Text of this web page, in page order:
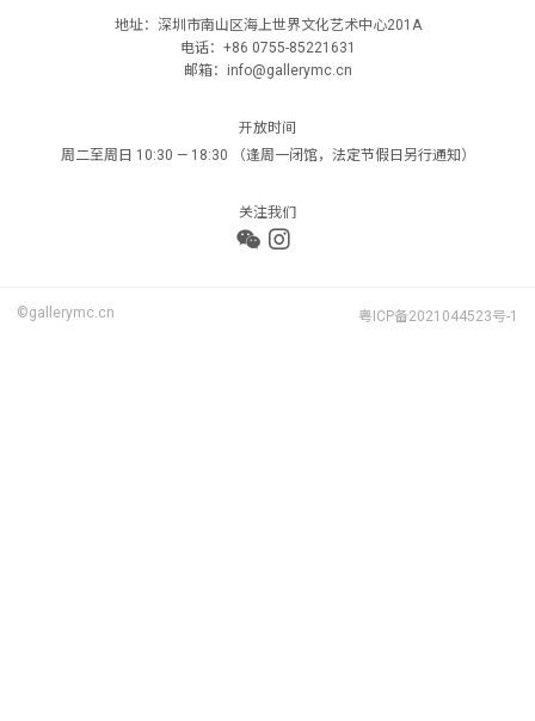
地址：深圳市南山区海上世界文化艺术中心201A
电话：+86 0755-85221631
邮箱：info@gallerymc.cn
开放时间
周二至周日 10:30 — 18:30 （逢周一闭馆，法定节假日另行通知）
关注我们
©gallerymc.cn 粤ICP备2021044523号-1